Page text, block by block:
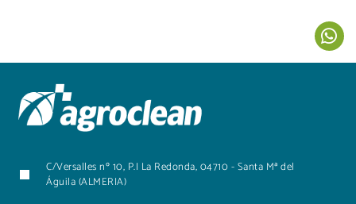
C/Versalles nº 10, P.I La Redonda, 04710 - Santa Mª del
Águila (ALMERIA)